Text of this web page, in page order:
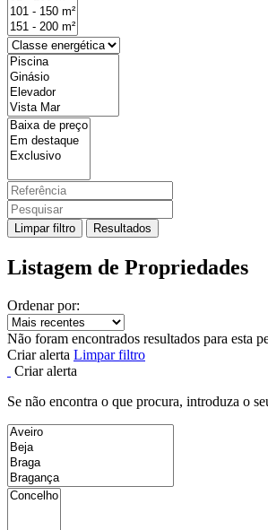
Limpar filtro Resultados
Listagem de Propriedades
Ordenar por:
Não foram encontrados resultados para esta
Criar alerta Limpar filtro
Criar alerta
Se não encontra o que procura, introduza o